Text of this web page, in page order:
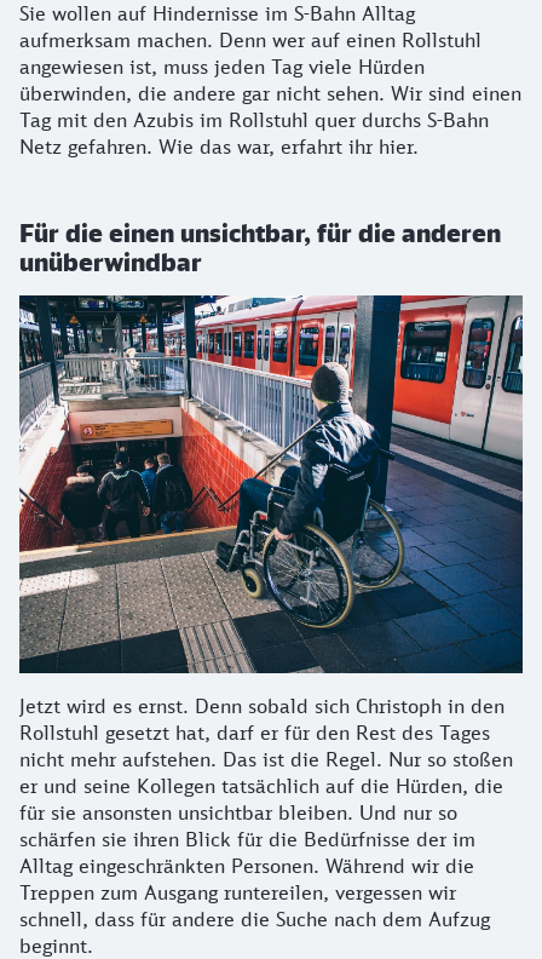
Sie wollen auf Hindernisse im S-Bahn Alltag
aufmerksam machen. Denn wer auf einen Rollstuhl
angewiesen ist, muss jeden Tag viele Hürden
überwinden, die andere gar nicht sehen. Wir sind einen
Tag mit den Azubis im Rollstuhl quer durchs S-Bahn
Netz gefahren. Wie das war, erfahrt ihr hier.
Für die einen unsichtbar, für die anderen
unüberwindbar
Jetzt wird es ernst. Denn sobald sich Christoph in den
Rollstuhl gesetzt hat, darf er für den Rest des Tages
nicht mehr aufstehen. Das ist die Regel. Nur so stoßen
er und seine Kollegen tatsächlich auf die Hürden, die
für sie ansonsten unsichtbar bleiben. Und nur so
schärfen sie ihren Blick für die Bedürfnisse der im
Alltag eingeschränkten Personen. Während wir die
Treppen zum Ausgang runtereilen, vergessen wir
schnell, dass für andere die Suche nach dem Aufzug
beginnt.